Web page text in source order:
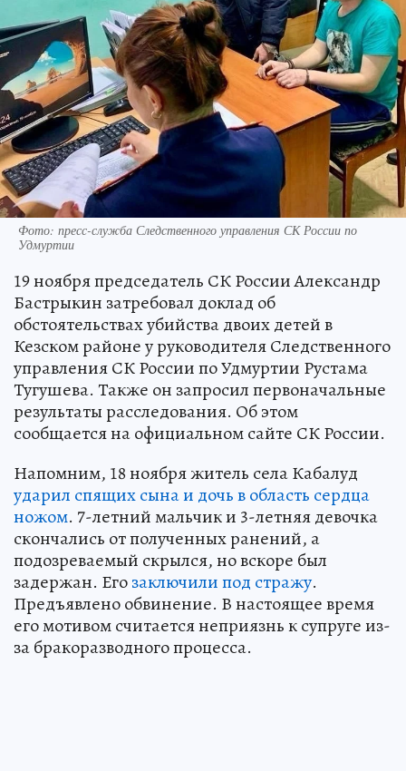
Фото: пресс-служба Следственного управления СК России по
Удмуртии
19 ноября председатель СК России Александр
Бастрыкин затребовал доклад об
обстоятельствах убийства двоих детей в
Кезском районе у руководителя Следственного
управления СК России по Удмуртии Рустама
Тугушева. Также он запросил первоначальные
результаты расследования. Об этом
сообщается на официальном сайте СК России.
Напомним, 18 ноября житель села Кабалуд
ударил спящих сына и дочь в область сердца
ножом. 7-летний мальчик и 3-летняя девочка
скончались от полученных ранений, а
подозреваемый скрылся, но вскоре был
задержан. Егозаключили под стражу.
Предъявлено обвинение. В настоящее время
его мотивом считается неприязнь к супруге из-
за бракоразводного процесса.